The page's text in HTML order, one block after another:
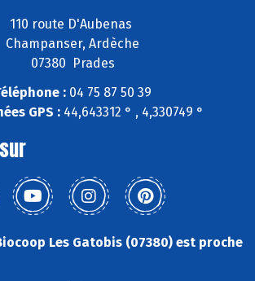
110 route D'Aubenas
Champanser, Ardèche
07380 Prades
: 04 75 87 50 39
GPS : 44,643312 ° , 4,330749 °
Les Gatobis (07380) est proche